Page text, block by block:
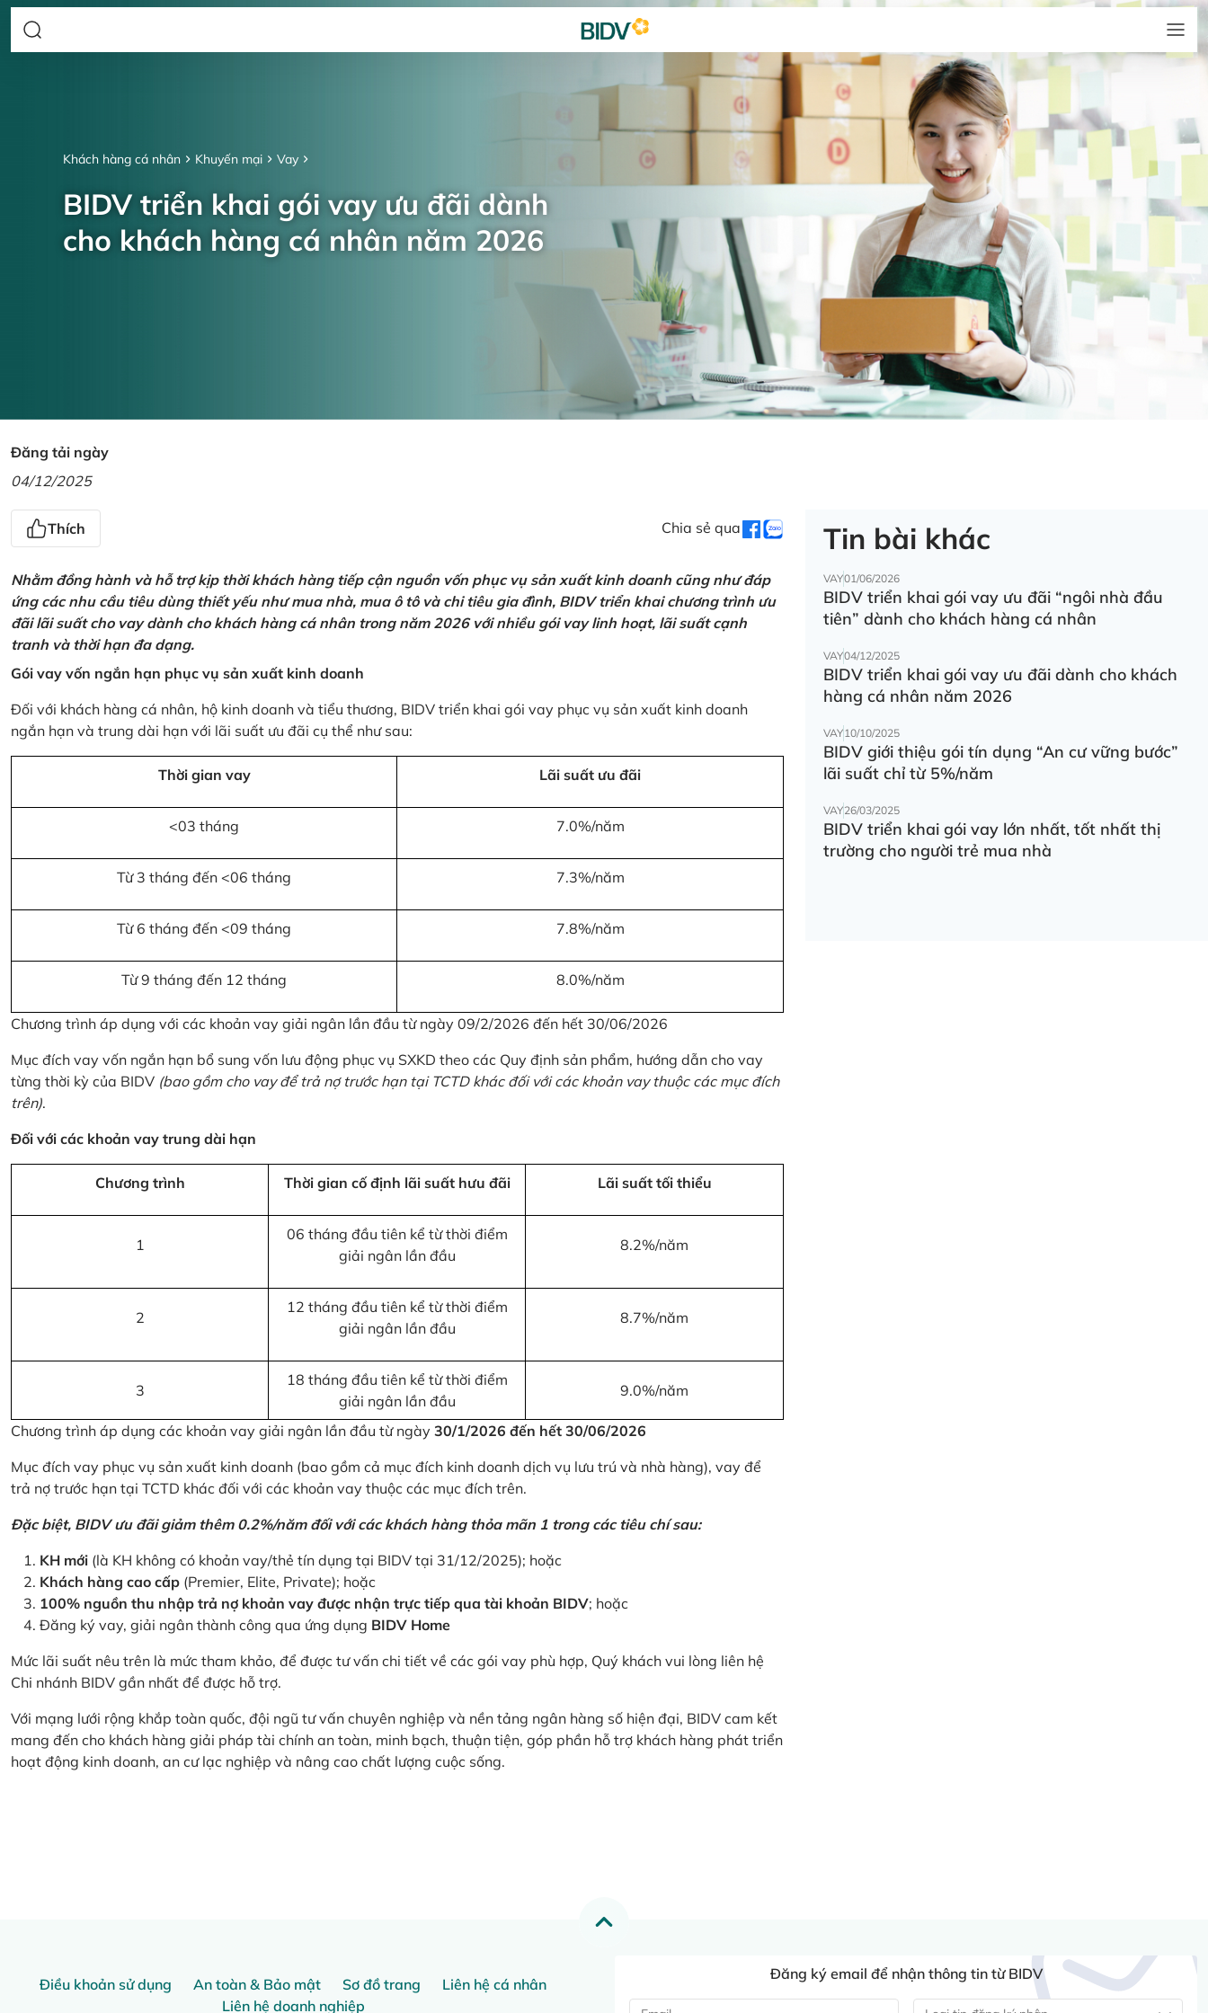
Khách hàng cá nhân Khuyến mại Vay
BIDV triển khai gói vay ưu đãi dành
cho khách hàng cá nhân năm 2026
Đăng tải ngày
04/12/2025
Thích Chia sẻ qua
Nhằm đồng hành và hỗ trợ kịp thời khách hàng tiếp cận nguồn vốn phục vụ sản xuất kinh doanh cũng như đáp
ứng các nhu cầu tiêu dùng thiết yếu như mua nhà, mua ô tô và chi tiêu gia đình, BIDV triển khai chương trình ưu
đãi lãi suất cho vay dành cho khách hàng cá nhân trong năm 2026 với nhiều gói vay linh hoạt, lãi suất cạnh
tranh và thời hạn đa dạng.
Gói vay vốn ngắn hạn phục vụ sản xuất kinh doanh
Đối với khách hàng cá nhân, hộ kinh doanh và tiểu thương, BIDV triển khai gói vay phục vụ sản xuất kinh doanh
ngắn hạn và trung dài hạn với lãi suất ưu đãi cụ thể như sau:
Thời gian vay Lãi suất ưu đãi
<03 tháng 7.0%/năm
Từ 3 tháng đến <06 tháng 7.3%/năm
Từ 6 tháng đến <09 tháng 7.8%/năm
Từ 9 tháng đến 12 tháng 8.0%/năm
Chương trình áp dụng với các khoản vay giải ngân lần đầu từ ngày 09/2/2026 đến hết 30/06/2026
Mục đích vay vốn ngắn hạn bổ sung vốn lưu động phục vụ SXKD theo các Quy định sản phẩm, hướng dẫn cho vay
từng thời kỳ của BIDV (bao gồm cho vay để trả nợ trước hạn tại TCTD khác đối với các khoản vay thuộc các mục đích
trên).
Đối với các khoản vay trung dài hạn
Chương trình Thời gian cố định lãi suất hưu đãi Lãi suất tối thiểu
1
06 tháng đầu tiên kể từ thời điểm
giải ngân lần đầu
8.2%/năm
2
12 tháng đầu tiên kể từ thời điểm
giải ngân lần đầu
8.7%/năm
3
18 tháng đầu tiên kể từ thời điểm
giải ngân lần đầu
9.0%/năm
Chương trình áp dụng các khoản vay giải ngân lần đầu từ ngày 30/1/2026 đến hết 30/06/2026
Mục đích vay phục vụ sản xuất kinh doanh (bao gồm cả mục đích kinh doanh dịch vụ lưu trú và nhà hàng), vay để
trả nợ trước hạn tại TCTD khác đối với các khoản vay thuộc các mục đích trên.
Đặc biệt, BIDV ưu đãi giảm thêm 0.2%/năm đối với các khách hàng thỏa mãn 1 trong các tiêu chí sau:
KH mới (là KH không có khoản vay/thẻ tín dụng tại BIDV tại 31/12/2025); hoặc
Khách hàng cao cấp (Premier, Elite, Private); hoặc
100% nguồn thu nhập trả nợ khoản vay được nhận trực tiếp qua tài khoản BIDV; hoặc
Đăng ký vay, giải ngân thành công qua ứng dụng BIDV Home
Mức lãi suất nêu trên là mức tham khảo, để được tư vấn chi tiết về các gói vay phù hợp, Quý khách vui lòng liên hệ
Chi nhánh BIDV gần nhất để được hỗ trợ.
Với mạng lưới rộng khắp toàn quốc, đội ngũ tư vấn chuyên nghiệp và nền tảng ngân hàng số hiện đại, BIDV cam kết
mang đến cho khách hàng giải pháp tài chính an toàn, minh bạch, thuận tiện, góp phần hỗ trợ khách hàng phát triển
hoạt động kinh doanh, an cư lạc nghiệp và nâng cao chất lượng cuộc sống.
Tin bài khác
VAY01/06/2026
BIDV triển khai gói vay ưu đãi “ngôi nhà đầu
tiên” dành cho khách hàng cá nhân
VAY04/12/2025
BIDV triển khai gói vay ưu đãi dành cho khách
hàng cá nhân năm 2026
VAY10/10/2025
BIDV giới thiệu gói tín dụng “An cư vững bước”
lãi suất chỉ từ 5%/năm
VAY26/03/2025
BIDV triển khai gói vay lớn nhất, tốt nhất thị
trường cho người trẻ mua nhà
Điều khoản sử dụng An toàn & Bảo mật Sơ đồ trang
Liên hệ cá nhân
Liên hệ doanh nghiệp
Đăng ký email để nhận thông tin từ BIDV